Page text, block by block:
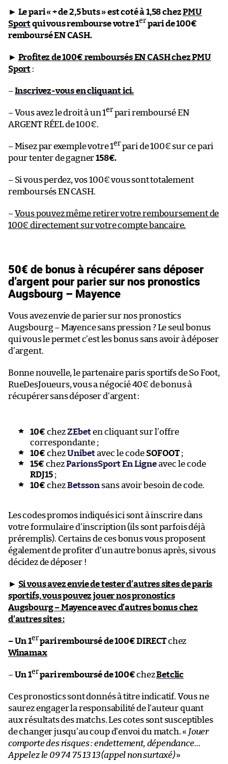
► Le pari « + de 2,5 buts » est coté à 1,58 chezPMU
Sportqui vous rembourse votre 1er pari de 100€
remboursé EN CASH.
► Profitez de 100€ remboursés EN CASH chez PMU
Sport :
–Inscrivez-vous en cliquant ici.
– Vous avez le droit à un 1er pari remboursé EN
ARGENT RÉEL de 100€.
– Misez par exemple votre 1er pari de 100€ sur ce pari
pour tenter de gagner158€.
– Si vous perdez, vos 100€ vous sont totalement
remboursés EN CASH.
–Vous pouvez même retirer votre remboursement de
100€ directement sur votre compte bancaire.
50€ de bonus à récupérer sans déposer
d’argent pour parier sur nos pronostics
Augsbourg – Mayence
Vous avez envie de parier sur nos pronostics
Augsbourg – Mayence sans pression ? Le seul bonus
qui vous le permet c’est les bonus sans avoir à déposer
d’argent.
Bonne nouvelle, le partenaire paris sportifs de So Foot,
RueDesJoueurs, vous a négocié 40€ de bonus à
récupérer sans déposer d’argent :
10€ chezZEbeten cliquant sur l’offre
correspondante ;
10€ chezUnibetavec le code SOFOOT;
15€ chezParionsSport En Ligne avec le code
RDJ15;
10€ chezBetssonsans avoir besoin de code.
Les codes promos indiqués ici sont à inscrire dans
votre formulaire d’inscription (ils sont parfois déjà
préremplis). Certains de ces bonus vous proposent
également de profiter d’un autre bonus après, si vous
décidez de déposer !
► Si vous avez envie de tester d’autres sites de paris
sportifs, vous pouvez jouer nos pronostics
Augsbourg – Mayenceavec d’autres bonus chez
d’autres sites :
– Un 1erpari remboursé de 100€ DIRECTchez
Winamax
–Un 1erpari remboursé de 100€chezBetclic
Ces pronostics sont donnés à titre indicatif. Vous ne
saurez engager la responsabilité de l’auteur quant
aux résultats des matchs. Les cotes sont susceptibles
de changer jusqu’au coup d’envoi du match. « Jouer
comporte des risques : endettement, dépendance…
Appelez le 09 74 75 13 13 (appel non surtaxé)»